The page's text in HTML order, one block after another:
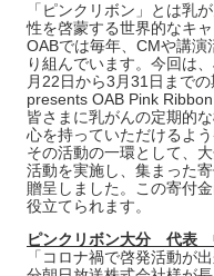
「ピンクリボン」とは乳
性を啓蒙する世界的なキャ
OABでは毎年、CMや講演
り組んでいます。今回は
月22日から3月31日まで
presents OAB Pink
皆さまに乳がんの定期的
心を持っていただけるよ
その活動の一環として、
活動を実施し、集まった
贈呈しました。この寄付
役立てられます。
ピンクリボン大分 代表
「コロナ禍で啓発活動が